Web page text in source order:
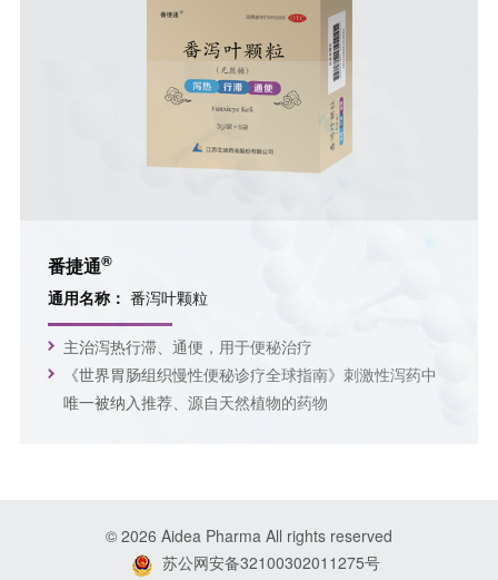
番捷通®
通用名称： 番泻叶颗粒
主治泻热行滞、通便，用于便秘治疗
《世界胃肠组织慢性便秘诊疗全球指南》刺激性泻药中
唯一被纳入推荐、源自天然植物的药物
© 2026 Aidea Pharma All rights reserved
苏公网安备32100302011275号